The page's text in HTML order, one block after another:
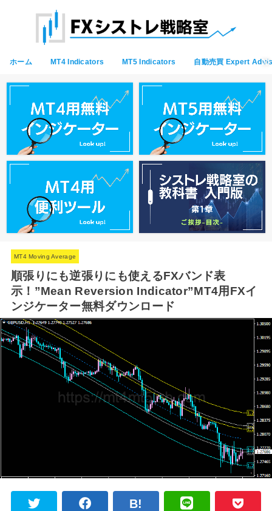
ホーム MT4 Indicators MT5 Indicators 自動売買 Expert
MT4 Moving Average
順張りにも逆張りにも使えるFXバンド表
示！”Mean Reversion Indicator”MT4用FXイ
ンジケーター無料ダウンロード